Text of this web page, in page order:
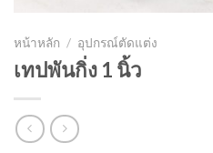
หน้าหลัก / อุปกรณ์ตัดแต่ง
เทปพันกิ่ง 1 นิ้ว